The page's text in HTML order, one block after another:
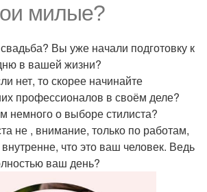
милые?
Вы уже начали подготовку к
в вашей жизни?
нет, то скорее начинайте
профессионалов в своём деле?
немного о выборе стилиста?
не , внимание, только по работам,
что это ваш человек. Ведь
ваш день?